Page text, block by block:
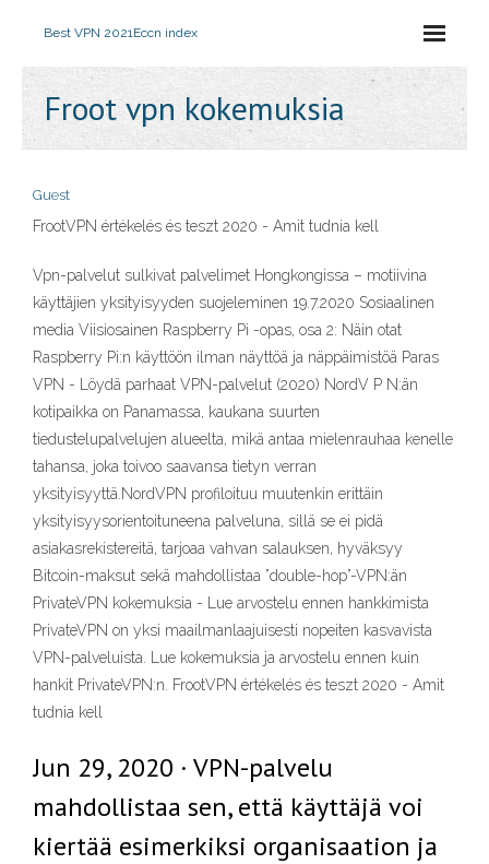
Best VPN 2021Eccn index
Froot vpn kokemuksia
Guest
FrootVPN értékelés és teszt 2020 - Amit tudnia kell
Vpn-palvelut sulkivat palvelimet Hongkongissa – motiivina
käyttäjien yksityisyyden suojeleminen 19.7.2020 Sosiaalinen
media Viisiosainen Raspberry Pi -opas, osa 2: Näin otat
Raspberry Pi:n käyttöön ilman näyttöä ja näppäimistöä Paras
VPN - Löydä parhaat VPN-palvelut (2020) NordV P N:än
kotipaikka on Panamassa, kaukana suurten
tiedustelupalvelujen alueelta, mikä antaa mielenrauhaa kenelle
tahansa, joka toivoo saavansa tietyn verran
yksityisyyttä.NordVPN profiloituu muutenkin erittäin
yksityisyysorientoituneena palveluna, sillä se ei pidä
asiakasrekistereitä, tarjoaa vahvan salauksen, hyväksyy
Bitcoin-maksut sekä mahdollistaa ”double-hop”-VPN:än
PrivateVPN kokemuksia - Lue arvostelu ennen hankkimista
PrivateVPN on yksi maailmanlaajuisesti nopeiten kasvavista
VPN-palveluista. Lue kokemuksia ja arvostelu ennen kuin
hankit PrivateVPN:n. FrootVPN értékelés és teszt 2020 - Amit
tudnia kell
Jun 29, 2020 · VPN-palvelu
mahdollistaa sen, että käyttäjä voi
kiertää esimerkiksi organisaation ja